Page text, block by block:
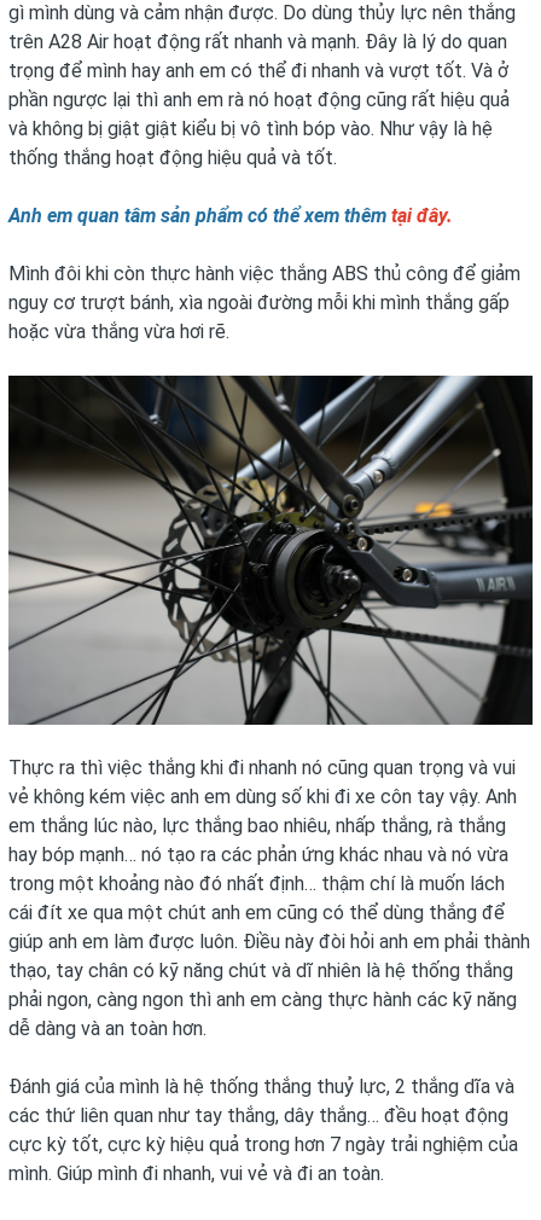
gì mình dùng và cảm nhận được. Do dùng thủy lực nên thắng
trên A28 Air hoạt động rất nhanh và mạnh. Đây là lý do quan
trọng để mình hay anh em có thể đi nhanh và vượt tốt. Và ở
phần ngược lại thì anh em rà nó hoạt động cũng rất hiệu quả
và không bị giật giật kiểu bị vô tình bóp vào. Như vậy là hệ
thống thắng hoạt động hiệu quả và tốt.
Anh em quan tâm sản phẩm có thể xem thêm tại đây.
Mình đôi khi còn thực hành việc thắng ABS thủ công để giảm
nguy cơ trượt bánh, xìa ngoài đường mỗi khi mình thắng gấp
hoặc vừa thắng vừa hơi rẽ.
Thực ra thì việc thắng khi đi nhanh nó cũng quan trọng và vui
vẻ không kém việc anh em dùng số khi đi xe côn tay vậy. Anh
em thắng lúc nào, lực thắng bao nhiêu, nhấp thắng, rà thắng
hay bóp mạnh… nó tạo ra các phản ứng khác nhau và nó vừa
trong một khoảng nào đó nhất định… thậm chí là muốn lách
cái đít xe qua một chút anh em cũng có thể dùng thắng để
giúp anh em làm được luôn. Điều này đòi hỏi anh em phải thành
thạo, tay chân có kỹ năng chút và dĩ nhiên là hệ thống thắng
phải ngon, càng ngon thì anh em càng thực hành các kỹ năng
dễ dàng và an toàn hơn.
Đánh giá của mình là hệ thống thắng thuỷ lực, 2 thắng dĩa và
các thứ liên quan như tay thắng, dây thắng… đều hoạt động
cực kỳ tốt, cực kỳ hiệu quả trong hơn 7 ngày trải nghiệm của
mình. Giúp mình đi nhanh, vui vẻ và đi an toàn.